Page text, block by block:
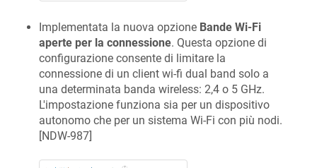
Implementata la nuova opzione Bande Wi‑Fi
aperte per la connessione. Questa opzione di
configurazione consente di limitare la
connessione di un client wi-fi dual band solo a
una determinata banda wireless: 2,4 o 5 GHz.
L'impostazione funziona sia per un dispositivo
autonomo che per un sistema Wi‑Fi con più nodi.
[NDW-987]